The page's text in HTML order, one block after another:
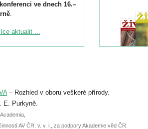
ve dnech 16.–
.
ke konferenci
do 6. září.
přednášky nebo
června.
aktualit ...
– Rozhled v oboru veškeré přírody.
E. Purkyně.
AV ČR, v. v. i., za podpory Akademie věd ČR.